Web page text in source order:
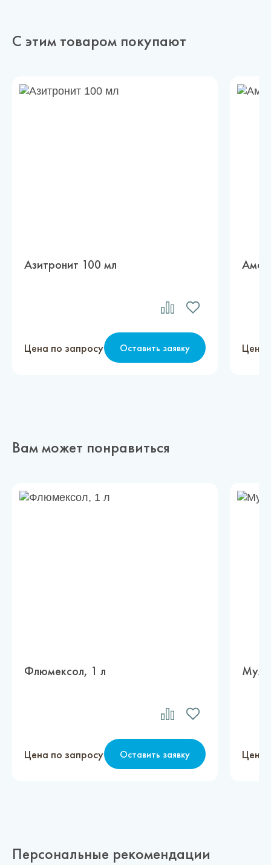
С этим товаром покупают
Азитронит 100 мл
Цена по запросу Оставить заявку Цена
Вам может понравиться
Флюмексол, 1 л
Цена по запросу Оставить заявку Цена
Персональные рекомендации